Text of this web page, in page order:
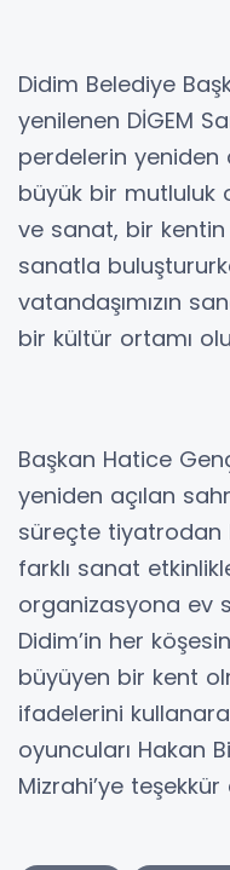
Didim Belediye
yenilenen DİGEM
perdelerin yeniden
büyük bir mutluluk
ve sanat, bir kentin
sanatla
vatandaşımızın
bir kültür ortamı
Başkan Hatice
yeniden açılan
süreçte tiyatrodan
farklı sanat
organizasyona ev
Didim’in her
büyüyen bir kent
ifadelerini
oyuncuları Hakan
Mizrahi’ye teşekkür